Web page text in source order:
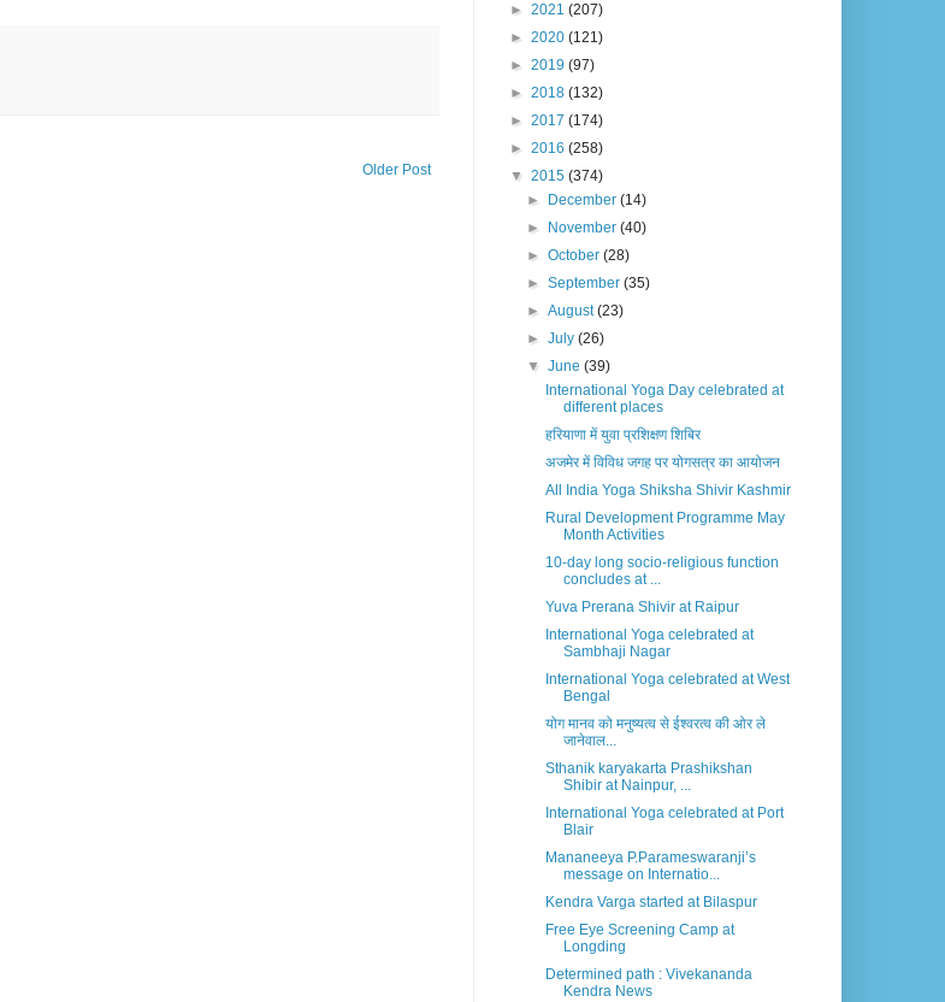
Older Post
► 2021 (207)
► 2020 (121)
► 2019 (97)
► 2018 (132)
► 2017 (174)
► 2016 (258)
▼ 2015 (374)
►
December(14)
►
November(40)
►October(28)
►September(35)
►August(23)
►July(26)
▼June(39)
International Yoga Day celebrated at
different places
हरियाणा में युवा प्रशिक्षण शिबिर
अजमेर में विविध जगह पर योगसत्र का आयोजन
All India Yoga Shiksha Shivir Kashmir
Rural Development Programme May
Month Activities
10-day long socio-religious function
concludes at ...
Yuva Prerana Shivir at Raipur
International Yoga celebrated at
Sambhaji Nagar
International Yoga celebrated at West
Bengal
योग मानव को मनुष्यत्व से ईश्वरत्व की ओर ले
जानेवाल...
Sthanik karyakarta Prashikshan
Shibir at Nainpur, ...
International Yoga celebrated at Port
Blair
Mananeeya P.Parameswaranji’s
message on Internatio...
Kendra Varga started at Bilaspur
Free Eye Screening Camp at
Longding
Determined path : Vivekananda
Kendra News